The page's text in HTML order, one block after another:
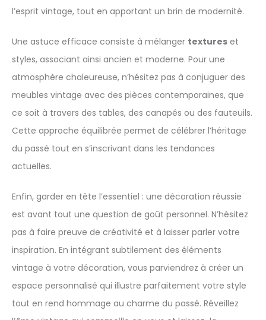
l’esprit vintage, tout en apportant un brin de modernité.
Une astuce efficace consiste à mélanger textures et
styles, associant ainsi ancien et moderne. Pour une
atmosphère chaleureuse, n’hésitez pas à conjuguer des
meubles vintage avec des pièces contemporaines, que
ce soit à travers des tables, des canapés ou des fauteuils.
Cette approche équilibrée permet de célébrer l’héritage
du passé tout en s’inscrivant dans les tendances
actuelles.
Enfin, garder en tête l’essentiel : une décoration réussie
est avant tout une question de goût personnel. N’hésitez
pas à faire preuve de créativité et à laisser parler votre
inspiration. En intégrant subtilement des éléments
vintage à votre décoration, vous parviendrez à créer un
espace personnalisé qui illustre parfaitement votre style
tout en rend hommage au charme du passé. Réveillez